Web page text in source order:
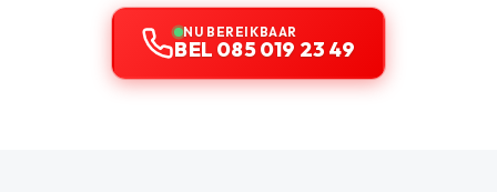
NU BEREIKBAAR
BEL 085 019 23 49